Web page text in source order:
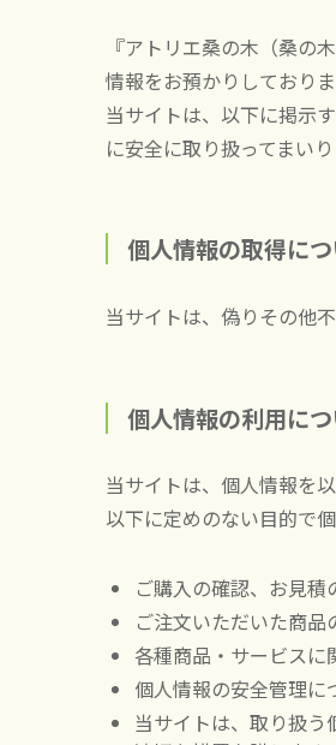
『アトリエ桑の木（桑の
情報をお預かりしておりま
当サイトは、以下に掲示
に安全に取り扱ってまいり
個人情報の取得に
当サイトは、偽りその他
個人情報の利用に
当サイトは、個人情報を
以下に定めのない目的で
ご購入の確認、お見
ご注文いただいた商品
各種商品・サービスに
個人情報の安全管理に
当サイトは、取り扱